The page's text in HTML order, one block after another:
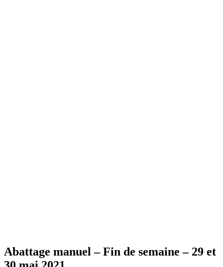
Abattage manuel – Fin de semaine – 29 et